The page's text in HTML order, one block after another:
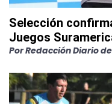
Selección
Juegos
PorRedacción Diario